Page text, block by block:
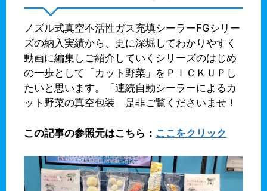
ノズル式真空不活性ガス充填シーラーFGシリー
ズの納入実績から、更に深堀してわかりやすく
動画に編集しご紹介していくシリーズのはじめ
の一歩として「カット野菜」をＰＩＣＫＵＰし
たいと思います。「連続自動シーラーによるカ
ット野菜の真空包装」是非ご覧くださいませ！
この記事の参照元はこちら： ここをクリック